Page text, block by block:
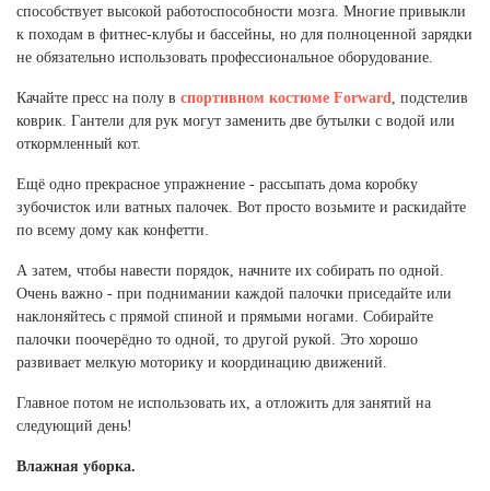
Ставропольский край (5)
Томская область (1)
Тюменская область (3)
Хакасия (1)
Ханты-Мансийский автономный округ (3)
Челябинская область (2)
Ямало-Ненецкий автономный округ (1)
Ярославская область (1)
способствует высокой работоспособности мозга. Многие привыкли
к походам в фитнес-клубы и бассейны, но для полноценной зарядки
не обязательно использовать профессиональное оборудование.
Качайте пресс на полу в спортивном костюме Forward, подстелив
коврик. Гантели для рук могут заменить две бутылки с водой или
откормленный кот.
Ещё одно прекрасное упражнение - рассыпать дома коробку
зубочисток или ватных палочек. Вот просто возьмите и раскидайте
по всему дому как конфетти.
А затем, чтобы навести порядок, начните их собирать по одной.
Очень важно - при поднимании каждой палочки приседайте или
наклоняйтесь с прямой спиной и прямыми ногами. Собирайте
палочки поочерёдно то одной, то другой рукой. Это хорошо
развивает мелкую моторику и координацию движений.
Главное потом не использовать их, а отложить для занятий на
следующий день!
Влажная уборка.